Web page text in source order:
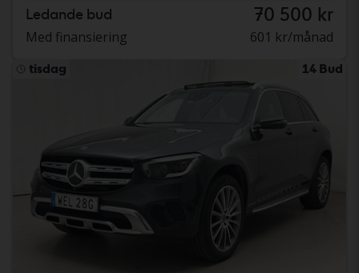
Ledande bud 70 500 kr
Med finansiering 601 kr/månad
tisdag 14 Bud